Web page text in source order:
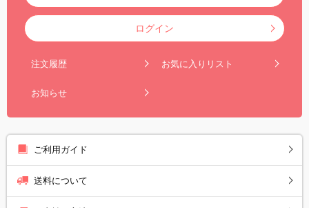
ログイン
注文履歴 お気に入りリスト
お知らせ
ご利用ガイド
送料について